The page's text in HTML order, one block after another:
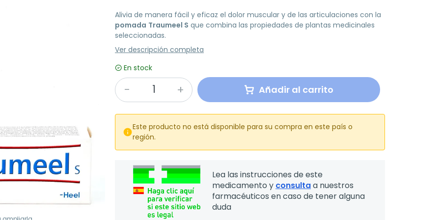
Alivia de manera fácil y eficaz el dolor muscular y de las articulaciones con la
pomada Traumeel S que combina las propiedades de plantas medicinales
seleccionadas.
Ver descripción completa
En stock
Añadir al carrito

Este producto no está disponible para su compra en este país o
región.
Lea las instrucciones de este
medicamento y consultaa nuestros
farmacéuticos en caso de tener alguna
duda